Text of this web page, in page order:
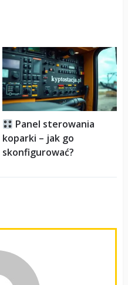
Panel sterowania
koparki – jak go
skonfigurować?